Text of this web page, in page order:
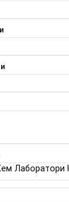
Лаборатори